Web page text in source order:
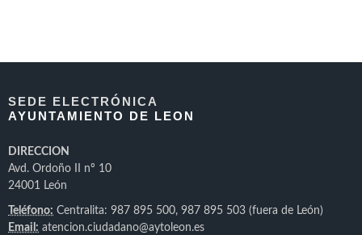
SEDE ELECTRÓNICA
AYUNTAMIENTO DE LEON
DIRECCION
Avd. Ordoño II nº 10
24001 León
Teléfono: Centralita: 987 895 500, 987 895 503 (fuera de León)
Email: atencion.ciudadano@aytoleon.es